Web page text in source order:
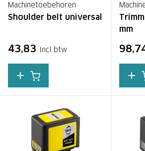
Machinetoebehoren
Shoulder belt universal
43,83 Incl btw
mm